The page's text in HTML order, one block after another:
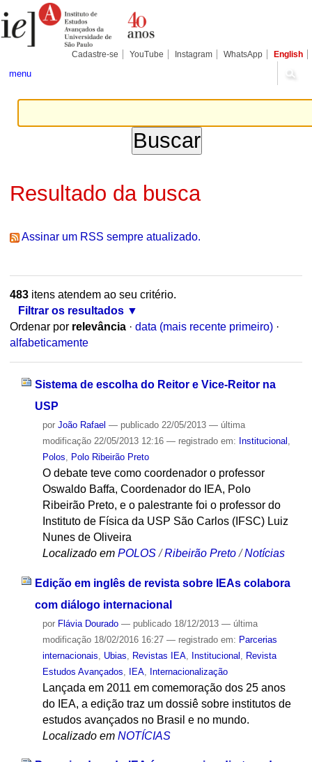
para
conteúdo.
Pessoais
Cadastre-se YouTube Instagram WhatsApp English
menu
Resultado da busca
Assinar um RSS sempre atualizado.
483itens atendem ao seu critério.
Filtrar os resultados
Ordenar por relevância · data (mais recente primeiro) ·
alfabeticamente
Sistema de escolha do Reitor e Vice-Reitor na
USP
por João Rafael — publicado22/05/2013 — última
modificação22/05/2013 12:16 — registrado em: Institucional
Polos
Polo Ribeirão Preto
O debate teve como coordenador o professor
Oswaldo Baffa, Coordenador do IEA, Polo
Ribeirão Preto, e o palestrante foi o professor do
Instituto de Física da USP São Carlos (IFSC) Luiz
Nunes de Oliveira
Localizado em POLOS /Ribeirão Preto /Notícias
Edição em inglês de revista sobre IEAs colabora
com diálogo internacional
por Flávia Dourado — publicado18/12/2013 — última
modificação18/02/2016 16:27 — registrado em: Parcerias
internacionais
Ubias Revistas IEA, Institucional
Revista
Estudos Avançados
IEA, Internacionalização
Lançada em 2011 em comemoração dos 25 anos
do IEA, a edição traz um dossiê sobre institutos de
estudos avançados no Brasil e no mundo.
Localizado em NOTÍCIAS